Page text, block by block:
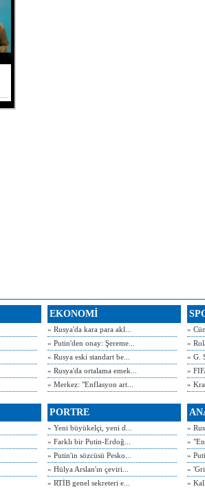
EKONOMİ
» Rusya'da kara para akl...
» Putin'den onay: Şereme...
» Rusya eski standart be...
» Rusya'da ortalama emek...
» Merkez: "Enflasyon art...
»
»
» G.
»
»
PORTRE
» Yeni büyükelçi, yeni d...
» Farklı bir Putin-Erdoğ...
» Putin'in sözcüsü Pesko...
» Hülya Arslan'ın çeviri...
» RTİB genel sekreteri e...
»
»
»
»
»